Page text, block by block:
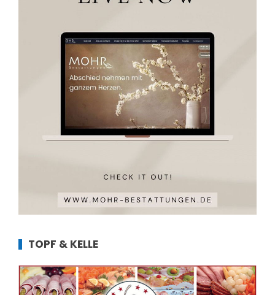
TOPF & KELLE